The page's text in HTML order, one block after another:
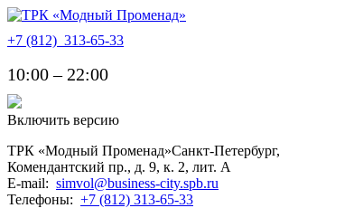
+7 (812) 313-65-33
10:00 – 22:00
Включить версию
ТРК «Модный Променад»Санкт-Петербург,
Комендантский пр., д. 9, к. 2, лит. A
E-mail: simvol@business-city.spb.ru
Телефоны: +7 (812) 313-65-33